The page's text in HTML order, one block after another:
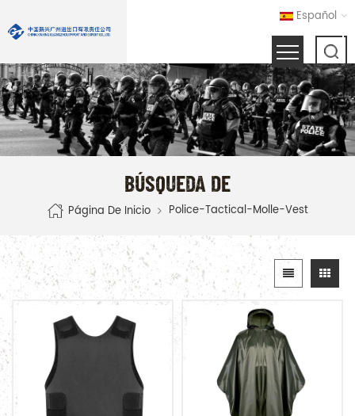
Español
BÚSQUEDA DE
Página De Inicio Police-Tactical-Molle-Vest